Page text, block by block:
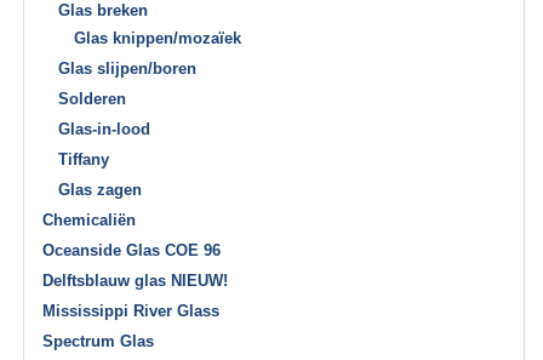
Glas breken
Glas knippen/mozaïek
Glas slijpen/boren
Solderen
Glas-in-lood
Tiffany
Glas zagen
Chemicaliën
Oceanside Glas COE 96
Delftsblauw glas NIEUW!
Mississippi River Glass
Spectrum Glas